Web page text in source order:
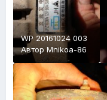
WP 20161024 003
АвторMnikoa-86